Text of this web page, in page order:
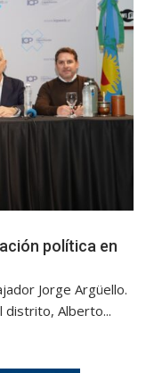
política en
Jorge Argüello.
distrito, Alberto...